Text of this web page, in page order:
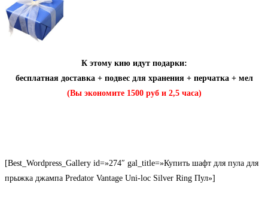
К этому кию идут подарки:
бесплатная доставка + подвес для хранения + перчатка + мел
(Вы экономите 1500 руб и 2,5 часа)
[Best_Wordpress_Gallery id=»274″ gal_title=»Купить шафт для пула для
прыжка джампа Predator Vantage Uni-loc Silver Ring Пул»]